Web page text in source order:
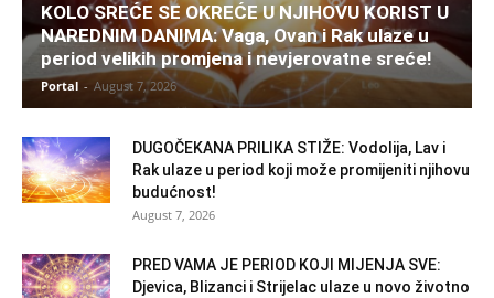
KOLO SREĆE SE OKREĆE U NJIHOVU KORIST U
NAREDNIM DANIMA: Vaga, Ovan i Rak ulaze u
period velikih promjena i nevjerovatne sreće!
Portal - August 7, 2026
DUGOČEKANA PRILIKA STIŽE: Vodolija, Lav i
Rak ulaze u period koji može promijeniti njihovu
budućnost!
August 7, 2026
PRED VAMA JE PERIOD KOJI MIJENJA SVE:
Djevica, Blizanci i Strijelac ulaze u novo životno